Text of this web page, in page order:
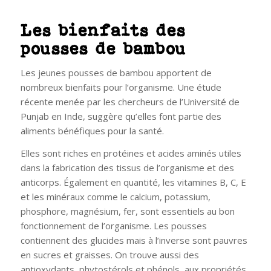
Les bienfaits des
pousses de bambou
Les jeunes pousses de bambou apportent de
nombreux bienfaits pour l’organisme. Une étude
récente menée par les chercheurs de l’Université de
Punjab en Inde, suggère qu’elles font partie des
aliments bénéfiques pour la santé.
Elles sont riches en protéines et acides aminés utiles
dans la fabrication des tissus de l’organisme et des
anticorps. Également en quantité, les vitamines B, C, E
et les minéraux comme le calcium, potassium,
phosphore, magnésium, fer, sont essentiels au bon
fonctionnement de l’organisme. Les pousses
contiennent des glucides mais à l’inverse sont pauvres
en sucres et graisses. On trouve aussi des